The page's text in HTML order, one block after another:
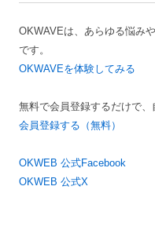
シ
ョ
OKWAVEは、あらゆる悩み
です。
OKWAVEを体験してみる
無料で会員登録するだけで、
会員登録する（無料）
OKWEB 公式Facebook
OKWEB 公式X